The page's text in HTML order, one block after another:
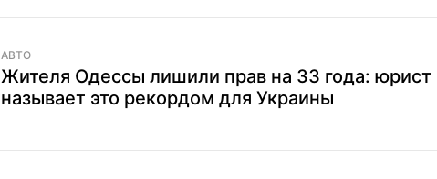
АВТО
Жителя Одессы лишили прав на 33 года: юрист
называет это рекордом для Украины